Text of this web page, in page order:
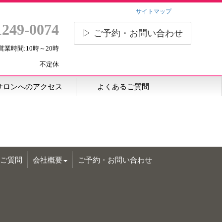
サイトマップ
0074
業時間:10時～20時
不定休
▷ ご予約・お問い合わせ
ロンへのアクセス よくあるご質問
質問 会社概要 ご予約・お問い合わせ